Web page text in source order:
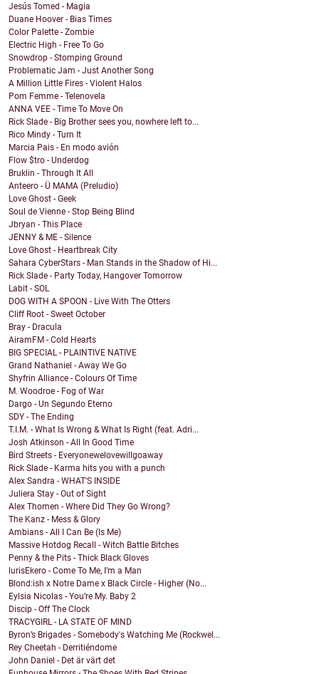
Jesús Tomed - Magia
Duane Hoover - Bias Times
Color Palette - Zombie
Electric High - Free To Go
Snowdrop - Stomping Ground
Problematic Jam - Just Another Song
A Million Little Fires - Violent Halos
Pom Femme - Telenovela
ANNA VEE - Time To Move On
Rick Slade - Big Brother sees you, nowhere left to...
Rico Mindy - Turn It
Marcia Pais - En modo avión
Flow $tro - Underdog
Bruklin - Through It All
Anteero - Ü MAMA (Preludio)
Love Ghost - Geek
Soul de Vienne - Stop Being Blind
Jbryan - This Place
JENNY & ME - Silence
Love Ghost - Heartbreak City
Sahara CyberStars - Man Stands in the Shadow of Hi...
Rick Slade - Party Today, Hangover Tomorrow
Labit - SOL
DOG WITH A SPOON - Live With The Otters
Cliff Root - Sweet October
Bray - Dracula
AiramFM - Cold Hearts
BIG SPECIAL - PLAINTIVE NATIVE
Grand Nathaniel - Away We Go
Shyfrin Alliance - Colours Of Time
M. Woodroe - Fog of War
Dargo - Un Segundo Eterno
SDY - The Ending
T.I.M. - What Is Wrong & What Is Right (feat. Adri...
Josh Atkinson - All In Good Time
Bird Streets - Everyonewelovewillgoaway
Rick Slade - Karma hits you with a punch
Alex Sandra - WHAT'S INSIDE
Juliera Stay - Out of Sight
Alex Thomen - Where Did They Go Wrong?
The Kanz - Mess & Glory
Ambians - All I Can Be (Is Me)
Massive Hotdog Recall - Witch Battle Bitches
Penny & the Pits - Thick Black Gloves
lurisEkero - Come To Me, I’m a Man
Blond:ish x Notre Dame x Black Circle - Higher (No...
Eylsia Nicolas - You’re My. Baby 2
Discip - Off The Clock
TRACYGIRL - LA STATE OF MIND
Byron’s Brigades - Somebody's Watching Me (Rockwel...
Rey Cheetah - Derritiéndome
John Daniel - Det är värt det